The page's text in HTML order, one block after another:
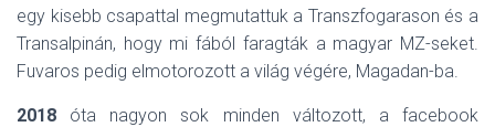
egy kisebb csapattal megmutattuk a Transzfogarason és a
Transalpinán, hogy mi fából faragták a magyar MZ-seket.
Fuvaros pedig elmotorozott a világ végére, Magadan-ba.
2018 óta nagyon sok minden változott, a facebook